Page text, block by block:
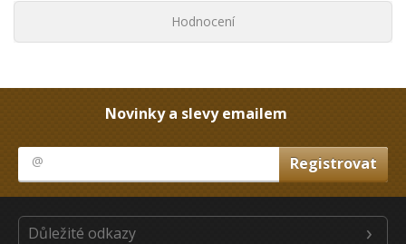
Hodnocení
Novinky a slevy emailem
Důležité odkazy